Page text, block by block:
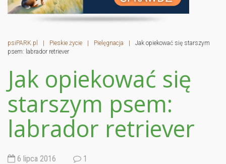
psiPARK.pl | Pieskie życie | Pielęgnacja |
Jak opiekować się starszym
psem: labrador retriever
Jak opiekować się
starszym psem:
labrador retriever
6 lipca 2016 1